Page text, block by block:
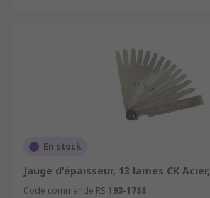
En stock
Jauge d'épaisseur, 13 lames CK
Code commande RS 193-1788